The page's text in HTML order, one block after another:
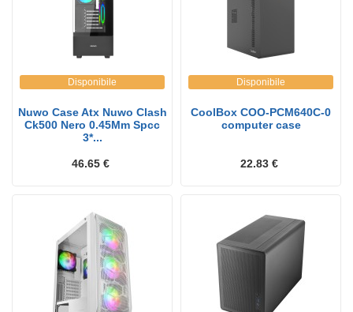
Disponibile
Nuwo Case Atx Nuwo Clash
Ck500 Nero 0.45Mm Spcc
3*...
46.65 €
Disponibile
CoolBox COO-PCM640C-0
computer case
22.83 €